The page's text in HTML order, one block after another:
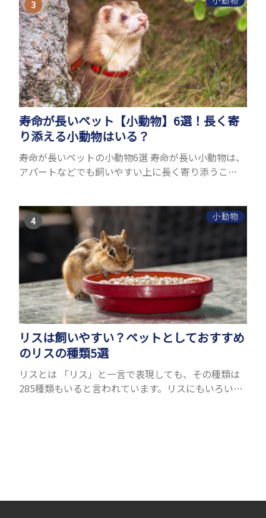
寿命が長いペット【小動物】6選！長く寄
り添える小動物はいる？
寿命が長いペットの小動物6選 寿命が長い小動物は、
アパートなどでも飼いやすい上に長く寄り添うこと
育のポイ...
小動物
リスは飼いやすい？ペットとしておすすめ
のリスの種類5選
リスとは 「リス」と一言で表現しても、その種類は
285種類もいると言われています。リスにもいろいろ